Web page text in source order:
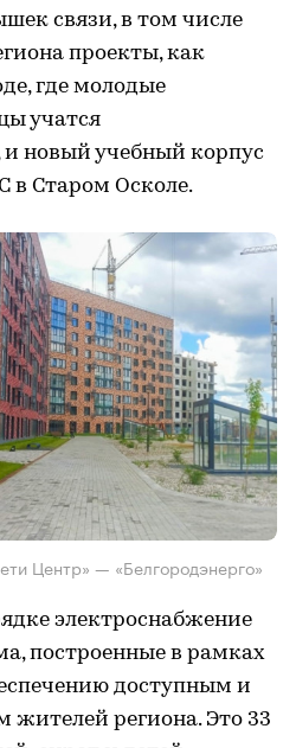
связи, в том числе
проекты, как
где молодые
учатся
новый учебный корпус
в Старом Осколе.
Центр» — «Белгородэнерго»
электроснабжение
построенные в рамках
доступным и
региона. Это 33